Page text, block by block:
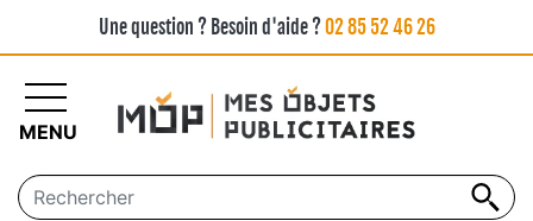
Une question ? Besoin d'aide ?02 85 52 46 26
MENU